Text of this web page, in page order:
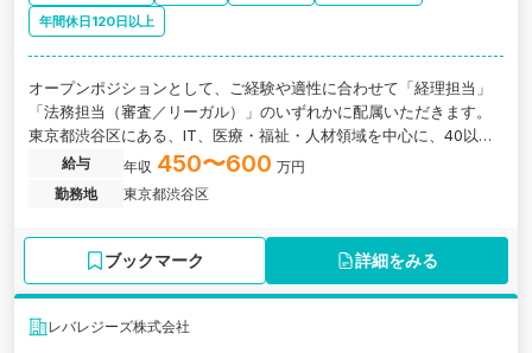
年間休日120日以上
オープンポジションとして、ご経験や適性に合わせて「経理担当」
「法務担当（審査／リーガル）」のいずれかに配属いただきます。
東京都渋谷区にある、IT、医療・福祉・人材領域を中心に、40以上
の事業を国内外で展開する総合サービス・ベンチャー企業の求人で
す。
給与 年収 450〜600 万円
勤務地
東京都渋谷区
ブックマーク 詳細をみる
レバレジーズ株式会社